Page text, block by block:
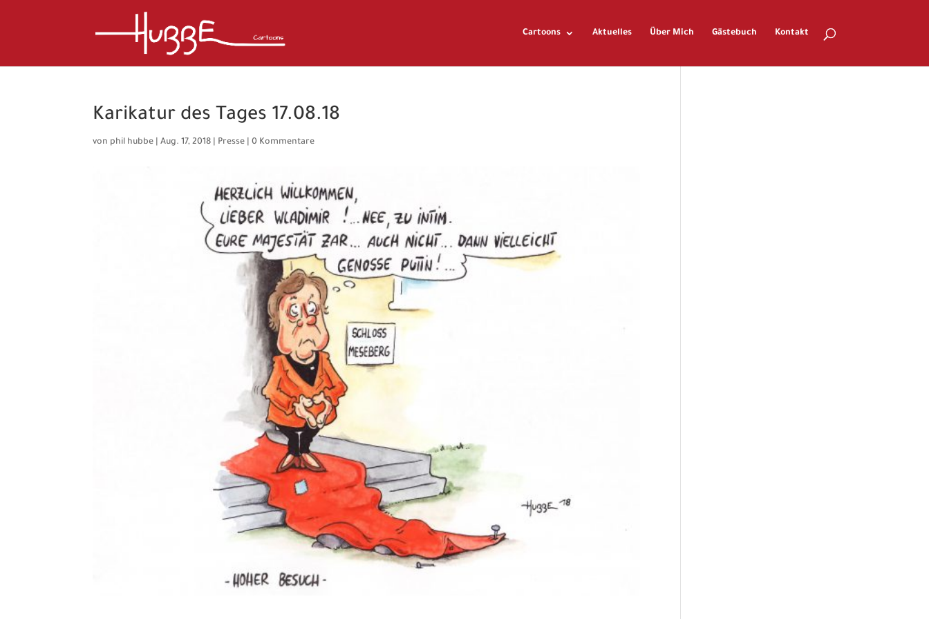
Cartoons Aktuelles Über Mich Gästebuch Kontakt
Karikatur des Tages 17.08.18
von phil hubbe |Aug. 17, 2018 Presse |0 Kommentare